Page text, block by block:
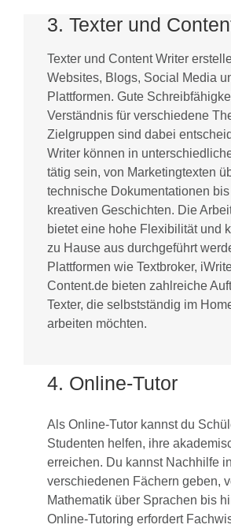
3. Texter und
Texter und Content Writer
Websites, Blogs, Social Media
Plattformen. Gute
Verständnis für verschiedene
Zielgruppen sind dabei
Writer können in
tätig sein, von Marketingtexten
technische Dokumentationen
kreativen Geschichten. Die
bietet eine hohe Flexibilität und
zu Hause aus durchgeführt
Plattformen wie Textbroker,
Content.de bieten zahlreiche
Texter, die selbstständig im
arbeiten möchten.
4. Online-Tutor
Als Online-Tutor kannst du
Studenten helfen, ihre
erreichen. Du kannst Nachhilfe in
verschiedenen Fächern geben,
Mathematik über Sprachen bis
Online-Tutoring erfordert